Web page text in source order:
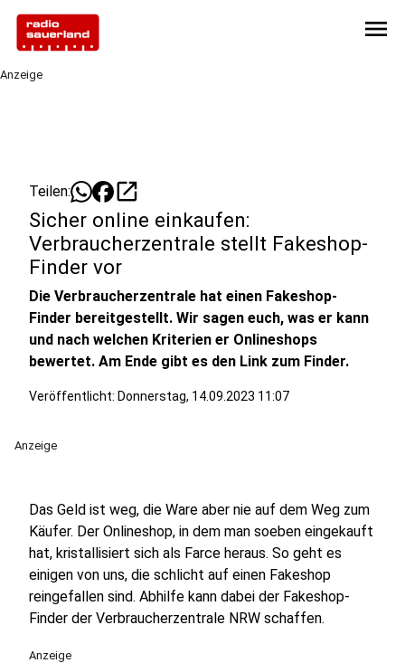
menu
Anzeige
Teilen: open_in_new
Sicher online einkaufen:
Verbraucherzentrale stellt Fakeshop-
Finder vor
Die Verbraucherzentrale hat einen Fakeshop-
Finder bereitgestellt. Wir sagen euch, was er kann
und nach welchen Kriterien er Onlineshops
bewertet. Am Ende gibt es den Link zum Finder.
Veröffentlicht: Donnerstag, 14.09.2023 11:07
Anzeige
Das Geld ist weg, die Ware aber nie auf dem Weg zum
Käufer. Der Onlineshop, in dem man soeben eingekauft
hat, kristallisiert sich als Farce heraus. So geht es
einigen von uns, die schlicht auf einen Fakeshop
reingefallen sind. Abhilfe kann dabei der Fakeshop-
Finder der Verbraucherzentrale NRW schaffen.
Anzeige